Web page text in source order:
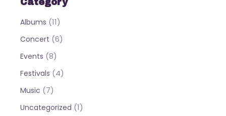
Category
Albums (11)
Concert (6)
Events (8)
Festivals (4)
Music (7)
Uncategorized (1)